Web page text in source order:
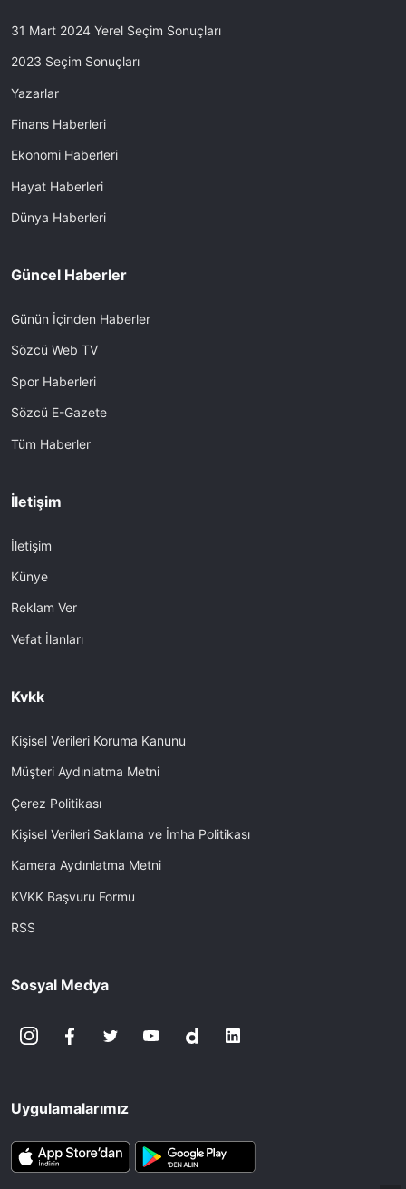
31 Mart 2024 Yerel Seçim Sonuçları
2023 Seçim Sonuçları
Yazarlar
Finans Haberleri
Ekonomi Haberleri
Hayat Haberleri
Dünya Haberleri
Güncel Haberler
Günün İçinden Haberler
Sözcü Web TV
Spor Haberleri
Sözcü E-Gazete
Tüm Haberler
İletişim
İletişim
Künye
Reklam Ver
Vefat İlanları
Kvkk
Kişisel Verileri Koruma Kanunu
Müşteri Aydınlatma Metni
Çerez Politikası
Kişisel Verileri Saklama ve İmha Politikası
Kamera Aydınlatma Metni
KVKK Başvuru Formu
RSS
Sosyal Medya
Uygulamalarımız